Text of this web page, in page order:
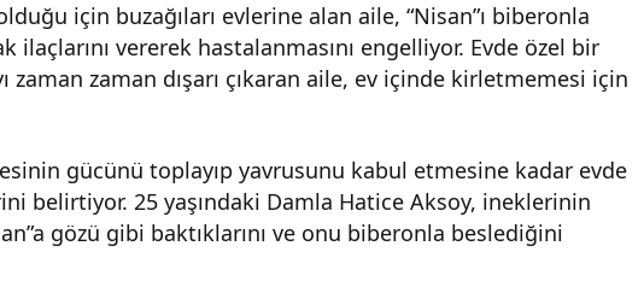
için buzağıları evlerine alan aile, “Nisan”ı biberonla
ilaçlarını vererek hastalanmasını engelliyor. Evde özel bir
zaman zaman dışarı çıkaran aile, ev içinde kirletmemesi için
gücünü toplayıp yavrusunu kabul etmesine kadar evde
belirtiyor. 25 yaşındaki Damla Hatice Aksoy, ineklerinin
gözü gibi baktıklarını ve onu biberonla beslediğini